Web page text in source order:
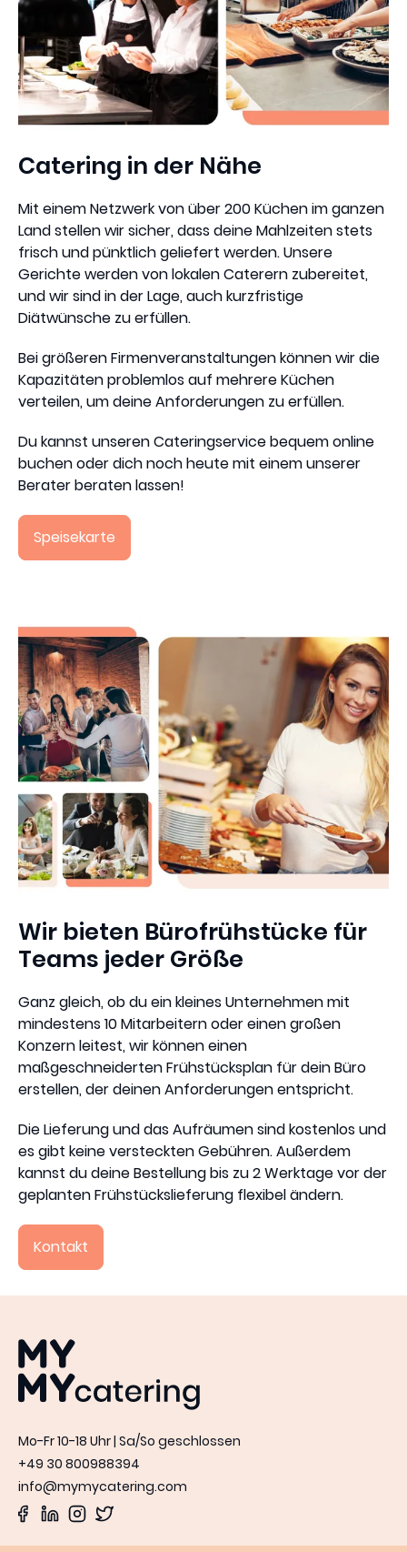
Catering in der Nähe
Mit einem Netzwerk von über 200 Küchen im ganzen
Land stellen wir sicher, dass deine Mahlzeiten stets
frisch und pünktlich geliefert werden. Unsere
Gerichte werden von lokalen Caterern zubereitet,
und wir sind in der Lage, auch kurzfristige
Diätwünsche zu erfüllen.
Bei größeren Firmenveranstaltungen können wir die
Kapazitäten problemlos auf mehrere Küchen
verteilen, um deine Anforderungen zu erfüllen.
Du kannst unseren Cateringservice bequem online
buchen oder dich noch heute mit einem unserer
Berater beraten lassen!
Speisekarte
Wir bieten Bürofrühstücke für
Teams jeder Größe
Ganz gleich, ob du ein kleines Unternehmen mit
mindestens 10 Mitarbeitern oder einen großen
Konzern leitest, wir können einen
maßgeschneiderten Frühstücksplan für dein Büro
erstellen, der deinen Anforderungen entspricht.
Die Lieferung und das Aufräumen sind kostenlos und
es gibt keine versteckten Gebühren. Außerdem
kannst du deine Bestellung bis zu 2 Werktage vor der
geplanten Frühstückslieferung flexibel ändern.
Kontakt
MYMY catering
Mo-Fr 10-18 Uhr | Sa/So geschlossen
+49 30 800988394
info@mymycatering.com